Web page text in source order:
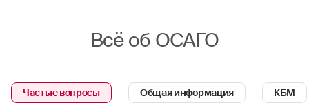
Всё об ОСАГО
Частые вопросы Общая информация КБМ